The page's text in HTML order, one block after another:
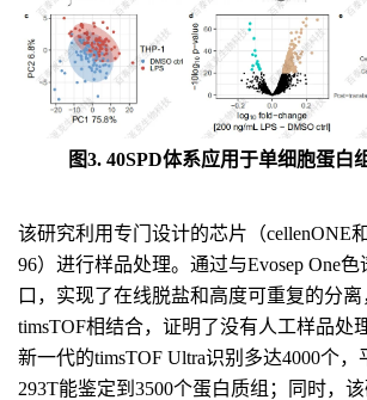
图3. 40SPD体系应用于单细胞蛋白
该研究利用专门设计的芯片（cellenONE
96）进行样品处理。通过与Evosep One
口，实现了在线脱盐和高度可重复的分离
timsTOF相结合，证明了没有人工样品处
新一代的timsTOF Ultra识别多达4000个
293T能鉴定到3500个蛋白质组；同时，